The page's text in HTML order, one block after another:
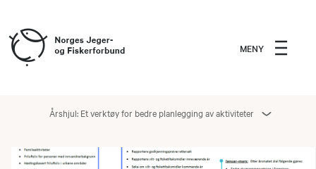
MENY
Årshjul: Et verktøy for bedre planlegging av aktiviteter